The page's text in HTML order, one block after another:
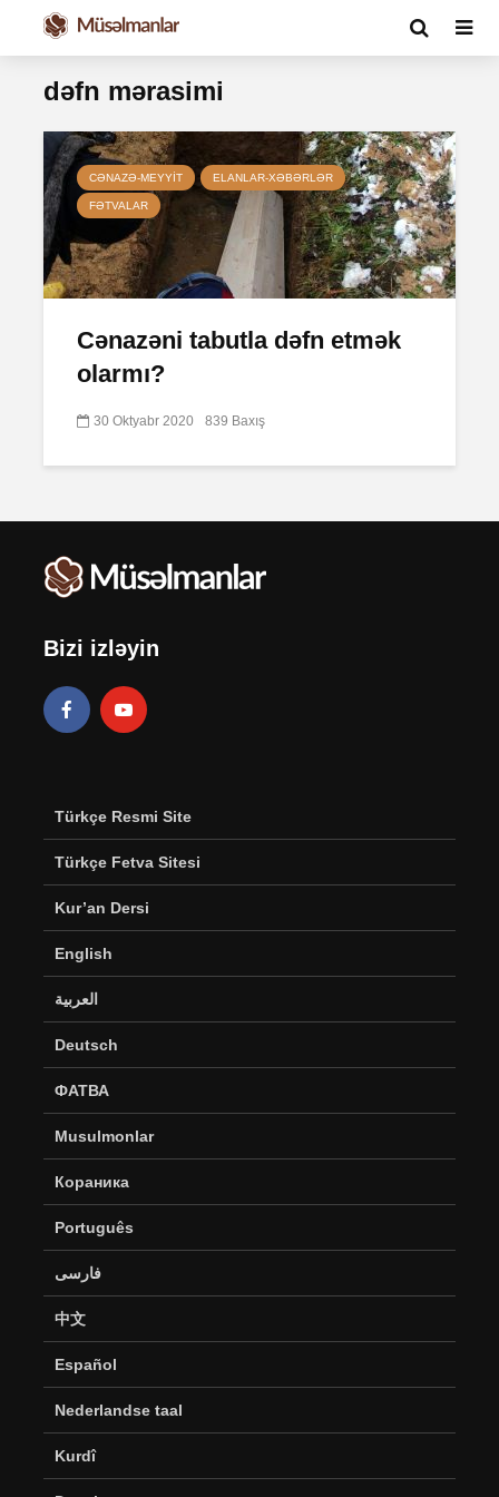
dəfn mərasimi
CƏNAZƏ-MEYYIT ELANLAR-XƏBƏRLƏR
FƏTVALAR
Cənazəni tabutla dəfn etmək
olarmı?
30 Oktyabr 2020 839 Baxış
Bizi izləyin
Türkçe Resmi Site
Türkçe Fetva Sitesi
Kur’an Dersi
English
العربية
Deutsch
ФАТВА
Musulmonlar
Кораника
Português
فارسی
中文
Español
Nederlandse taal
Kurdî